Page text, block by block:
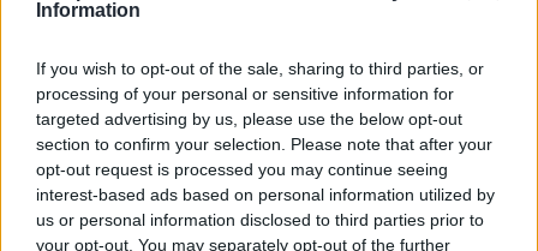
Information
If you wish to opt-out of the sale, sharing to third parties, or
processing of your personal or sensitive information for
targeted advertising by us, please use the below opt-out
section to confirm your selection. Please note that after your
opt-out request is processed you may continue seeing
interest-based ads based on personal information utilized by
us or personal information disclosed to third parties prior to
your opt-out. You may separately opt-out of the further
készülékre becsülik a Sony Ericssonnál.
Tavaly egész évben a Sony Ericsson 103,4 millió
készüléket adott el, 38,2 százalékkal többet, mint 2006-
ban. A készülékei listaárátlaga éves átlagban 125 euróra
csökkent 146 euróról. Az adózott eredménye 11,7
százalékkal 1,114 milliárd euróra nőtt 997 millióról, a